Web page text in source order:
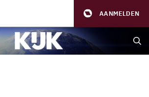
AANMELDEN